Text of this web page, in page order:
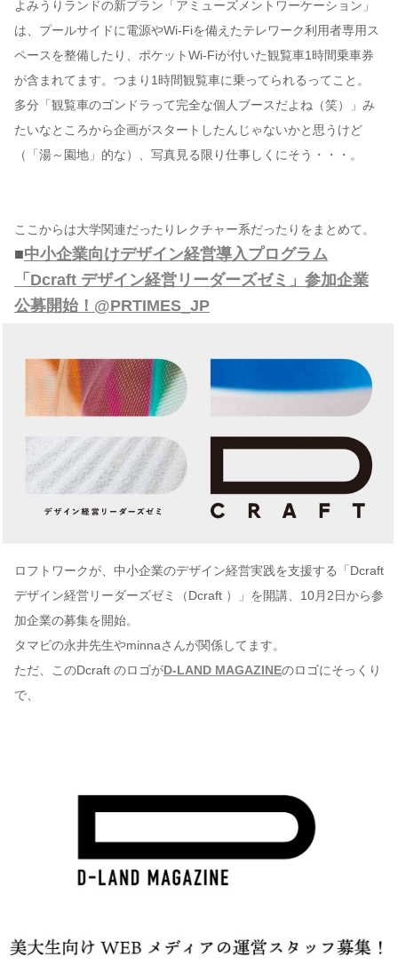
よみうりランドの新プラン「アミューズメントワーケーション」
は、プールサイドに電源やWi-Fiを備えたテレワーク利用者専用ス
ペースを整備したり、ポケットWi-Fiが付いた観覧車1時間乗車券
が含まれてます。つまり1時間観覧車に乗ってられるってこと。
多分「観覧車のゴンドラって完全な個人ブースだよね（笑）」み
たいなところから企画がスタートしたんじゃないかと思うけど
（「湯～園地」的な）、写真見る限り仕事しくにそう・・・。
ここからは大学関連だったりレクチャー系だったりをまとめて。
■中小企業向けデザイン経営導入プログラム
「Dcraft デザイン経営リーダーズゼミ」参加企業
公募開始！@PRTIMES_JP
ロフトワークが、中小企業のデザイン経営実践を支援する「Dcraft
デザイン経営リーダーズゼミ（Dcraft ）」を開講、10月2日から参
加企業の募集を開始。
タマビの永井先生やminnaさんが関係してます。
ただ、このDcraft のロゴがD-LAND MAGAZINEのロゴにそっくり
で、